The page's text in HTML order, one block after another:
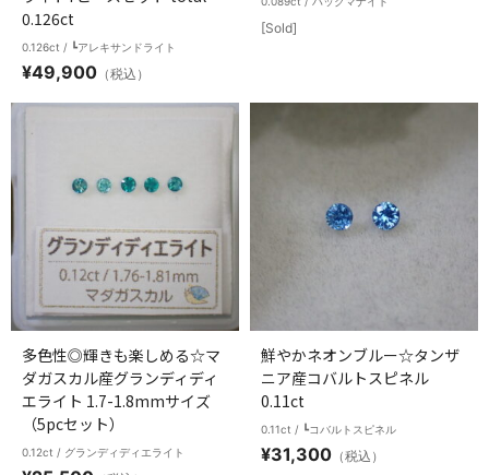
0.126ct
0.126ct / ┗アレキサンドライト
¥49,900 （税込）
[Sold]
多色性◎輝きも楽しめる☆マ
ダガスカル産グランディディ
エライト 1.7-1.8mmサイズ
（5pcセット）
0.12ct / グランディディエライト
鮮やかネオンブルー☆タンザ
ニア産コバルトスピネル
0.11ct
0.11ct / ┗コバルトスピネル
¥31,300 （税込）